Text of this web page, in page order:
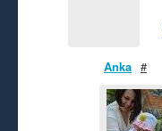
Anka #